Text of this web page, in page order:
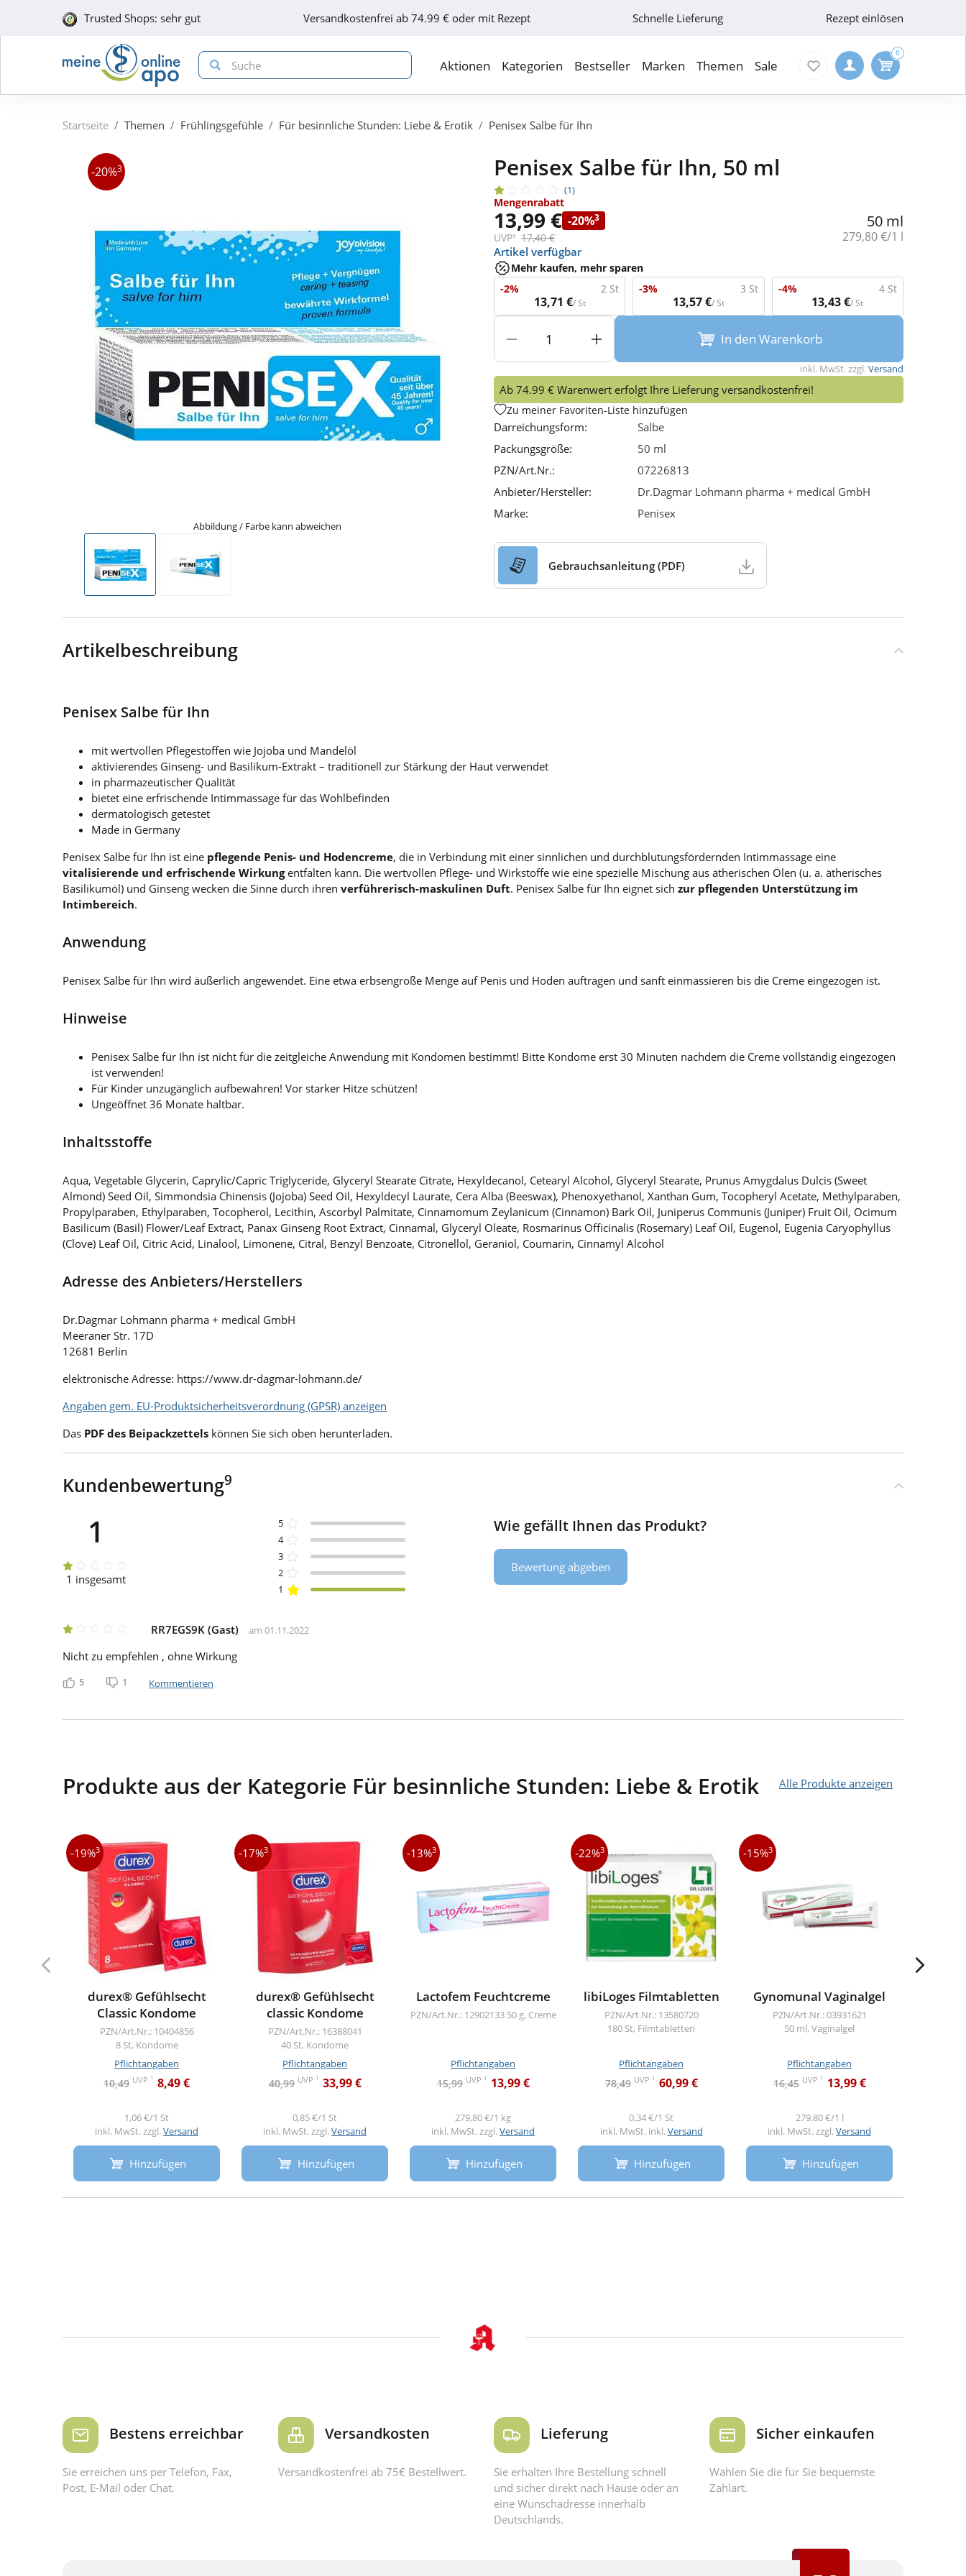
Trusted Shops: sehr gut Versandkostenfrei ab 74.99 € oder mit Rezept Schnelle Lieferung Rezept einlösen
Aktionen Kategorien Bestseller Marken Themen Sale
0
Startseite Themen Frühlingsgefühle Für besinnliche Stunden: Liebe & Erotik Penisex Salbe für Ihn
-20%3
Abbildung / Farbe kann abweichen
Penisex Salbe für Ihn, 50 ml
(1)
Mengenrabatt
13,99 € -20%3
UVP¹ 17,40 €
50 ml
Grundpreis:
279,80 €/1 l
Artikel verfügbar
Mehr kaufen, mehr sparen
-2%
2 St
13,71 €/ St
-3% 3 St
13,57 €/ St
-4% 4 St
13,43 €/ St
In den Warenkorb
inkl. MwSt. zzgl.Versand
Ab 74.99 € Warenwert erfolgt Ihre Lieferung versandkostenfrei!
Zu meiner Favoriten-Liste hinzufügen
Darreichungsform:
Salbe
Packungsgröße:
50 ml
PZN/Art.Nr.:
07226813
Anbieter/Hersteller:
Dr.Dagmar Lohmann pharma + medical GmbH
Marke:
Penisex
Gebrauchsanleitung (PDF)
Artikelbeschreibung
Penisex Salbe für Ihn
mit wertvollen Pflegestoffen wie Jojoba und Mandelöl
aktivierendes Ginseng- und Basilikum-Extrakt – traditionell zur Stärkung der Haut verwendet
in pharmazeutischer Qualität
bietet eine erfrischende Intimmassage für das Wohlbefinden
dermatologisch getestet
Made in Germany
Penisex Salbe für Ihn ist eine pflegende Penis- und Hodencreme, die in Verbindung mit einer sinnlichen und durchblutungsfördernden Intimmassage eine
vitalisierende und erfrischende Wirkungentfalten kann. Die wertvollen Pflege- und Wirkstoffe wie eine spezielle Mischung aus ätherischen Ölen (u. a. ätherisches
Basilikumöl) und Ginseng wecken die Sinne durch ihren verführerisch-maskulinen Duft. Penisex Salbe für Ihn eignet sich zur pflegenden Unterstützung im
Intimbereich.
Anwendung
Penisex Salbe für Ihn wird äußerlich angewendet. Eine etwa erbsengroße Menge auf Penis und Hoden auftragen und sanft einmassieren bis die Creme eingezogen ist.
Hinweise
Penisex Salbe für Ihn ist nicht für die zeitgleiche Anwendung mit Kondomen bestimmt! Bitte Kondome erst 30 Minuten nachdem die Creme vollständig eingezogen
ist verwenden!
Für Kinder unzugänglich aufbewahren! Vor starker Hitze schützen!
Ungeöffnet 36 Monate haltbar.
Inhaltsstoffe
Aqua, Vegetable Glycerin, Caprylic/Capric Triglyceride, Glyceryl Stearate Citrate, Hexyldecanol, Cetearyl Alcohol, Glyceryl Stearate, Prunus Amygdalus Dulcis (Sweet
Almond) Seed Oil, Simmondsia Chinensis (Jojoba) Seed Oil, Hexyldecyl Laurate, Cera Alba (Beeswax), Phenoxyethanol, Xanthan Gum, Tocopheryl Acetate, Methylparaben,
Propylparaben, Ethylparaben, Tocopherol, Lecithin, Ascorbyl Palmitate, Cinnamomum Zeylanicum (Cinnamon) Bark Oil, Juniperus Communis (Juniper) Fruit Oil, Ocimum
Basilicum (Basil) Flower/Leaf Extract, Panax Ginseng Root Extract, Cinnamal, Glyceryl Oleate, Rosmarinus Officinalis (Rosemary) Leaf Oil, Eugenol, Eugenia Caryophyllus
(Clove) Leaf Oil, Citric Acid, Linalool, Limonene, Citral, Benzyl Benzoate, Citronellol, Geraniol, Coumarin, Cinnamyl Alcohol
Adresse des Anbieters/Herstellers
Dr.Dagmar Lohmann pharma + medical GmbH
Meeraner Str. 17D
12681 Berlin
elektronische Adresse: https://www.dr-dagmar-lohmann.de/
Angaben gem. EU-Produktsicherheitsverordnung (GPSR) anzeigen
Das PDF des Beipackzettels können Sie sich oben herunterladen.
Kundenbewertung9
1
1 insgesamt
5
4
3
2
1
Wie gefällt Ihnen das Produkt?
Bewertung abgeben
RR7EGS9K (Gast) am 01.11.2022
Nicht zu empfehlen , ohne Wirkung
Gefällt mir
5 Gefällt mir nicht
1 Kommentieren
Produkte aus der Kategorie Für besinnliche Stunden: Liebe & Erotik Alle Produkte anzeigen
-19%3
durex® Gefühlsecht
Classic Kondome
PZN/Art.Nr.: 10404856
8 St, Kondome
Pflichtangaben
10,49 UVP 1 8,49 €
1,06 €/1 St
inkl. MwSt. zzgl.Versand
Hinzufügen
-17%3
durex® Gefühlsecht
classic Kondome
PZN/Art.Nr.: 16388041
40 St, Kondome
Pflichtangaben
40,99 UVP 1 33,99 €
0,85 €/1 St
inkl. MwSt. zzgl.Versand
Hinzufügen
-13%3
Lactofem Feuchtcreme
PZN/Art.Nr.: 12902133 50 g, Creme
Pflichtangaben
15,99 UVP 1 13,99 €
279,80 €/1 kg
inkl. MwSt. zzgl.Versand
Hinzufügen
-22%3
libiLoges Filmtabletten
PZN/Art.Nr.: 13580720
180 St, Filmtabletten
Pflichtangaben
78,49 UVP 1 60,99 €
0,34 €/1 St
inkl. MwSt. inkl.Versand
Hinzufügen
-15%3
Gynomunal Vaginalgel
PZN/Art.Nr.: 03931621
50 ml, Vaginalgel
Pflichtangaben
16,45 UVP 1 13,99 €
279,80 €/1 l
inkl. MwSt. zzgl.Versand
Hinzufügen
Bestens erreichbar
Sie erreichen uns per Telefon, Fax,
Post, E-Mail oder Chat.
Versandkosten
Versandkostenfrei ab 75€ Bestellwert.
Lieferung
Sie erhalten Ihre Bestellung schnell
und sicher direkt nach Hause oder an
eine Wunschadresse innerhalb
Deutschlands.
Sicher einkaufen
Wählen Sie die für Sie bequemste
Zahlart.